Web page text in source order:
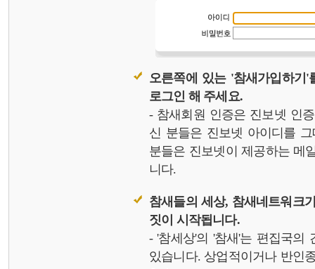
오른쪽에 있는 '참새가입하기
로그인 해 주세요.
- 참새회원 인증은 진보넷 인
신 분들은 진보넷 아이디를
분들은 진보넷이 제공하는 메
니다.
참새들의 세상, 참새네트워크
짓이 시작됩니다.
- '참세상'의 '참새'는 편집국의
있습니다. 상업적이거나 반인